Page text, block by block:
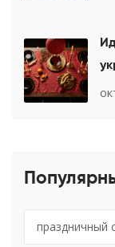
праздничный